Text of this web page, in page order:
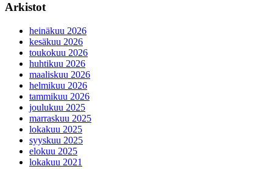
Arkistot
heinäkuu 2026
kesäkuu 2026
toukokuu 2026
huhtikuu 2026
maaliskuu 2026
helmikuu 2026
tammikuu 2026
joulukuu 2025
marraskuu 2025
lokakuu 2025
syyskuu 2025
elokuu 2025
lokakuu 2021